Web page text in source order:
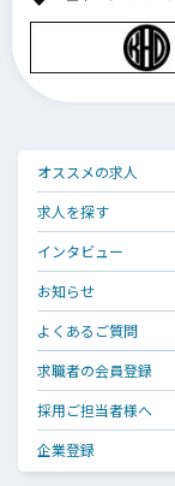
オススメの求人
求人を探す
インタビュー
お知らせ
よくあるご質問
求職者の会員登録
採用ご担当者様へ
企業登録